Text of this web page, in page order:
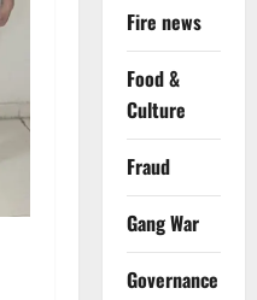
Fire news
Food &
Culture
Fraud
Gang War
Governance